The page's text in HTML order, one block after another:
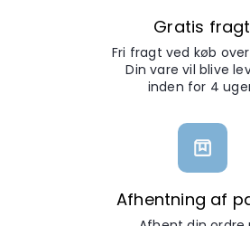
Gratis fragt
Fri fragt ved køb
Din vare vil blive
inden for 4
Afhentning af